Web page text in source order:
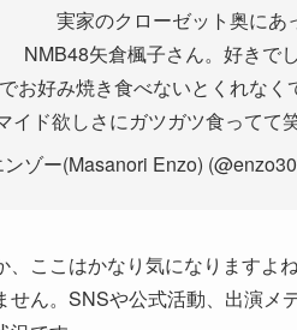
実家のクローゼット奥に
NMB48矢倉楓子さん。好きで
お好み焼き食べないとくれな
イド欲しさにガツガツ食ってて
ゾー(Masanori Enzo)
ここはかなり気になりますよ
せん。SNSや公式活動、出演メ